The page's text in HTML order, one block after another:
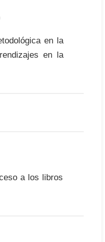
en la
en la
a los libros